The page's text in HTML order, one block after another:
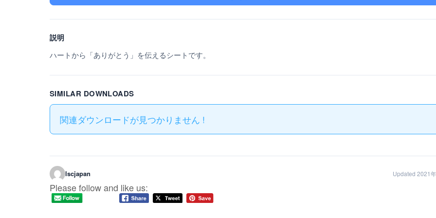
説明
ハートから「ありがとう」を伝えるシートです。
SIMILAR DOWNLOADS
関連ダウンロードが見つかりません !
lscjapan Updated 2021
Please follow and like us: